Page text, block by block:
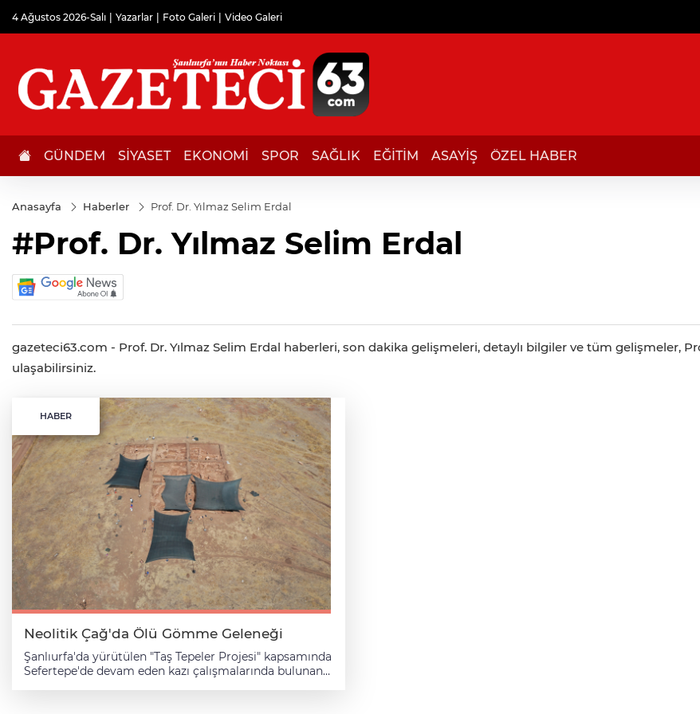
4 Ağustos 2026-Salı Yazarlar Foto Galeri Video Galeri
GÜNDEM SİYASET EKONOMİ SPOR SAĞLIK EĞİTİM ASAYİŞ ÖZEL HABER
Anasayfa Haberler Prof. Dr. Yılmaz Selim Erdal
#Prof. Dr. Yılmaz Selim Erdal
gazeteci63.com - Prof. Dr. Yılmaz Selim Erdal haberleri, son dakika gelişmeleri, detaylı bilgiler ve tüm gelişmeler,
ulaşabilirsiniz.
HABER
Neolitik Çağ'da Ölü Gömme Geleneği
Şanlıurfa'da yürütülen "Taş Tepeler Projesi" kapsamında
Sefertepe'de devam eden kazı çalışmalarında bulunan